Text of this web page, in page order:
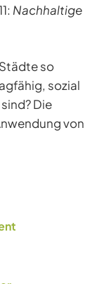
Nachhaltige
so
sozial
Die
von